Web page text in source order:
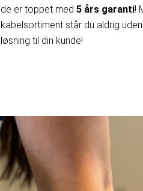
de er toppet med 5 års garanti!
kabelsortiment står du aldrig
løsning til din kunde!